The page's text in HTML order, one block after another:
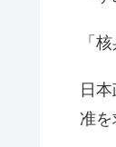
「
日
准を